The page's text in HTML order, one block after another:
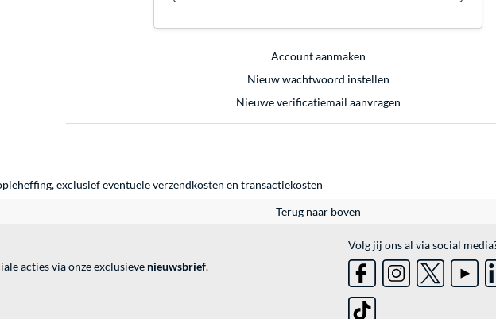
Account aanmaken
Nieuw wachtwoord instellen
Nieuwe verificatiemail aanvragen
exclusief eventueleverzendkosten en transactiekosten
Terug naar boven
acties via onze exclusieve nieuwsbrief.
Volg jij ons al via social